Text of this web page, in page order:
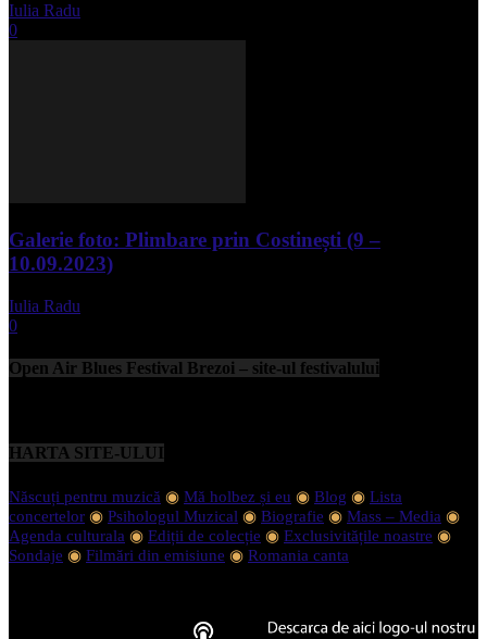
Iulia Radu
0
Galerie foto: Plimbare prin Costinești (9 –
10.09.2023)
Iulia Radu
0
Open Air Blues Festival Brezoi – site-ul festivalului
HARTA SITE-ULUI
Născuți pentru muzică ◉ Mă holbez și eu ◉ Blog ◉ Lista
concertelor ◉ Psihologul Muzical ◉ Biografie ◉ Mass – Media ◉
Agenda culturala ◉ Ediții de colecție ◉ Exclusivitățile noastre ◉
Sondaje ◉ Filmări din emisiune ◉ Romania canta